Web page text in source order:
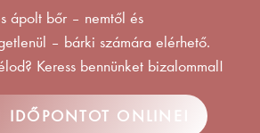
ápolt bőr – nemtől és
– bárki számára elérhető.
Keress bennünket bizalommal!
IDŐPONTOT ONLINE!